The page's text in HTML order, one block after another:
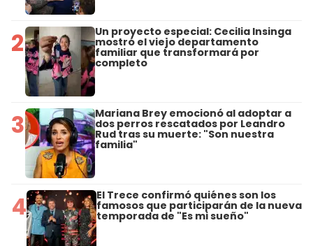
2 Un proyecto especial: Cecilia Insinga
mostró el viejo departamento
familiar que transformará por
completo
3 Mariana Brey emocionó al adoptar a
dos perros rescatados por Leandro
Rud tras su muerte: "Son nuestra
familia"
4 El Trece confirmó quiénes son los
famosos que participarán de la nueva
temporada de "Es mi sueño"